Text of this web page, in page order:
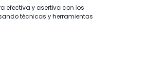
efectiva y asertiva con los
técnicas y herramientas